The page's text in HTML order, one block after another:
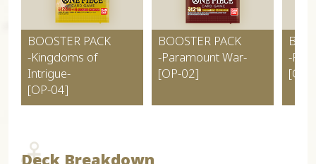
BOOSTER PACK
-Kingdoms of
Intrigue-
[OP-04]
BOOSTER PACK
-Paramount War-
[OP-02]
-